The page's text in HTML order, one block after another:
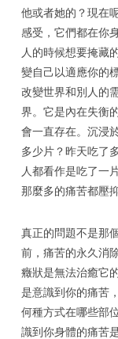
他或者她的？現在
感受，它們都在你
人的時候想要掩藏
變自己以適應你的
改變世界和別人
界。它是內在失衡
會一直存在。沉浸
多少片？昨天吃了
人都看作是吃了一
那麼多的痛苦都壓
真正的問題不是那
前，痛苦的永久消
癥狀是無法治癒它
是意識到你的痛苦
何種方式在哪些部
識到你身體的痛苦